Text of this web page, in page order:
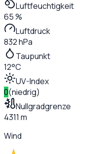
Luftfeuchtigkeit
65 %
Luftdruck
832 hPa
Taupunkt
12°C
UV-Index
0(niedrig)
Nullgradgrenze
4311 m
Wind